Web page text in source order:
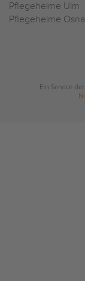
Pflegeheime Ulm
Pflegeheime
Ein Service der